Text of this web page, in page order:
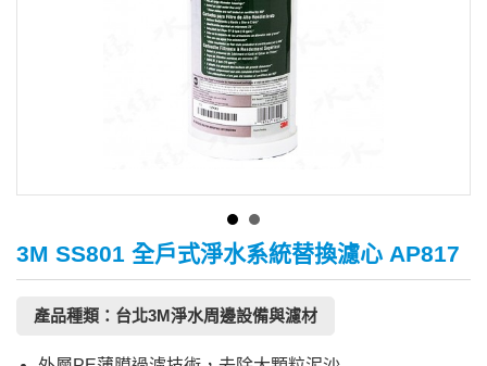
3M SS801 全戶式淨水系統替換濾心 AP817
產品種類：台北3M淨水周邊設備與濾材